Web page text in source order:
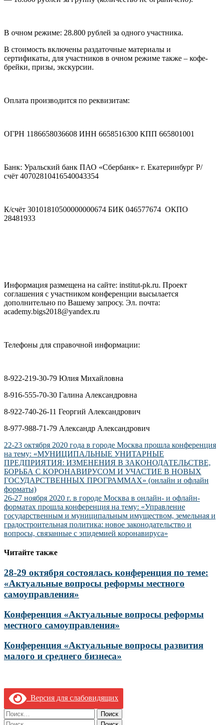
В очном режиме: 28.800 рублей за одного участника.
В стоимость включены раздаточные материалы и
сертификаты, для участников в очном режиме также – кофе-
брейки, призы, экскурсии.
Оплата производится по реквизитам:
ОГРН 1186658036608 ИНН 6658516300 КПП 665801001
Банк: Уральский банк ПАО «Сбербанк» г. Екатеринбург Р/
счёт 40702810416540043354
К/счёт 30101810500000000674 БИК 046577674 ОКПО
28481933
Информация размещена на сайте: institut-pk.ru. Проект
соглашения с участником конференции высылается
дополнительно по Вашему запросу. Эл. почта:
academy.bigs2018@yandex.ru
Телефоны для справочной информации:
8-922-219-30-79 Юлия Михайловна
8-916-555-70-30 Галина Александровна
8-922-740-26-11 Георгий Александрович
8-977-988-71-79 Александр Александрович
Навигация
по
записям
22-23 октября 2020 года в городе Москва прошла конференция
на тему: «МУНИЦИПАЛЬНЫЕ УНИТАРНЫЕ
ПРЕДПРИЯТИЯ: ИЗМЕНЕНИЯ В ЗАКОНОДАТЕЛЬСТВЕ,
БОРЬБА С КОРОНАВИРУСОМ И УЧАСТИЕ В НОВЫХ
ГОСУДАРСТВЕННЫХ ПРОГРАММАХ» (онлайн и офлайн
форматы)
26-27 ноября 2020 г. в городе Москва в онлайн- и офлайн-
форматах прошла конференция на тему: «Управление
государственным и муниципальным имуществом, земельная и
градостроительная политика: новое законодательство и
вопросы, связанные с эпидемией коронавируса»
Читайте также
28-29 октября состоялась конференция по теме:
«Актуальные вопросы реформы местного
самоуправления»
Конференция «Актуальные вопросы реформы
местного самоуправления»
Конференция «Актуальные вопросы развития
малого и среднего бизнеса»
Версия для слабовидящих
Найти:
Найти: